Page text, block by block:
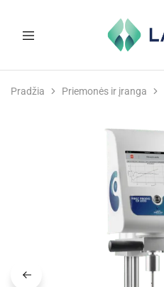
ir
Pradžia Priemonės ir įranga